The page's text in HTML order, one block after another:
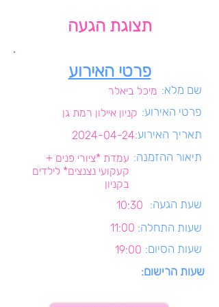
תצוגת הגעה
פרטי האירוע
מיכל ביאלר שם מלא:
קניון איילון רמת גן פרטי האירוע:
2024-04-24תאריך האירוע:
עמדת *ציורי פנים +
קעקועי נצנצים* לילדים
בקניון
תיאור ההזמנה:
10:30 שעת הגעה:
11:00 שעות התחלה:
19:00 שעות הסיום:
שעות הרישום: